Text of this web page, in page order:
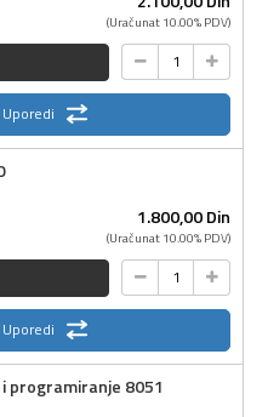
(Uračunat 10.00% PDV)
Uporedi
1.800,00Din
(Uračunat 10.00% PDV)
Uporedi
programiranje 8051